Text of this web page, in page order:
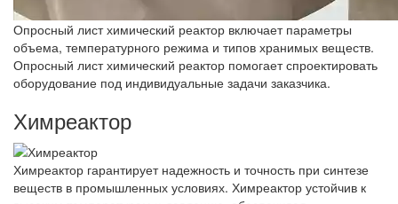
Опросный лист химический реактор включает параметры
объема, температурного режима и типов хранимых веществ.
Опросный лист химический реактор помогает спроектировать
оборудование под индивидуальные задачи заказчика.
Химреактор
Химреактор гарантирует надежность и точность при синтезе
веществ в промышленных условиях. Химреактор устойчив к